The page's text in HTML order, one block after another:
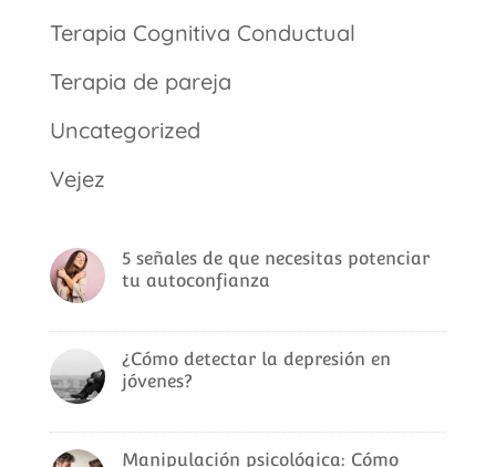
Terapia Cognitiva Conductual
Terapia de pareja
Uncategorized
Vejez
5 señales de que necesitas potenciar
tu autoconfianza
¿Cómo detectar la depresión en
jóvenes?
Manipulación psicológica: Cómo